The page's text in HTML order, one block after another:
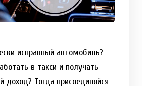
исправный автомобиль?
в такси и получать
доход? Тогда присоединяйся